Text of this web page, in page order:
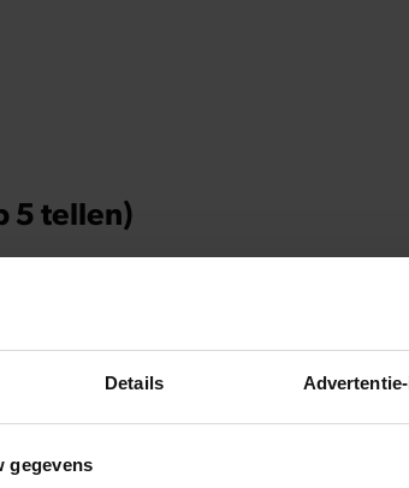
Details
gegevens
5 tellen)
in je lijf daalt.